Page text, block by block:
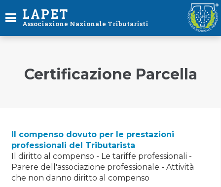
LAPET
Associazione Nazionale Tributaristi
Certificazione Parcella
Il compenso dovuto per le prestazioni
professionali del Tributarista
Il diritto al compenso - Le tariffe professionali -
Parere dell'associazione professionale - Attività
che non danno diritto al compenso